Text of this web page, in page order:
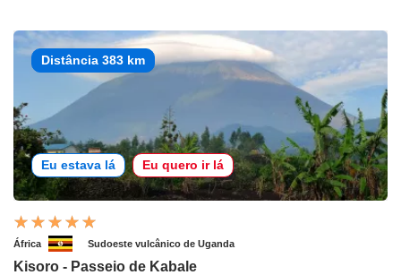
Distância 383 km
Eu estava lá Eu quero ir lá
África Sudoeste vulcânico de Uganda
Kisoro - Passeio de Kabale